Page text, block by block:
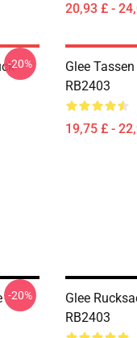
20,93 £ -
-20%
Glee
RB2403
19,75 £ -
-20%
Glee
RB2403